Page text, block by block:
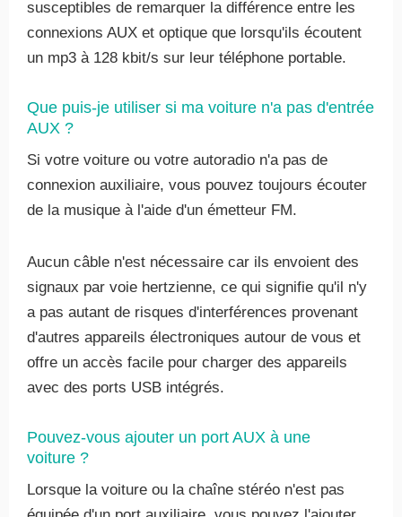
susceptibles de remarquer la différence entre les
connexions AUX et optique que lorsqu'ils écoutent
un mp3 à 128 kbit/s sur leur téléphone portable.
Que puis-je utiliser si ma voiture n'a pas d'entrée
AUX ?
Si votre voiture ou votre autoradio n'a pas de
connexion auxiliaire, vous pouvez toujours écouter
de la musique à l'aide d'un émetteur FM.
Aucun câble n'est nécessaire car ils envoient des
signaux par voie hertzienne, ce qui signifie qu'il n'y
a pas autant de risques d'interférences provenant
d'autres appareils électroniques autour de vous et
offre un accès facile pour charger des appareils
avec des ports USB intégrés.
Pouvez-vous ajouter un port AUX à une
voiture ?
Lorsque la voiture ou la chaîne stéréo n'est pas